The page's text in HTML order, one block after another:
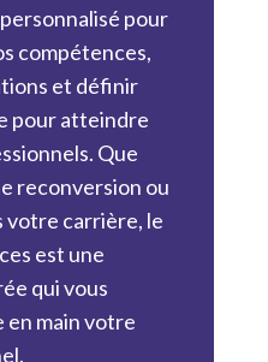
pour
compétences,
et définir
pour atteindre
Que
reconversion ou
votre carrière, le
est une
qui vous
main votre